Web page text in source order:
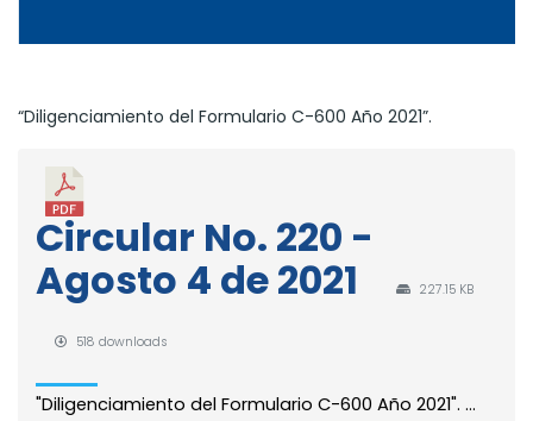
“Diligenciamiento del Formulario C-600 Año 2021”.
Circular No. 220 -
Agosto 4 de 2021
227.15 KB
518 downloads
"Diligenciamiento del Formulario C-600 Año 2021". ...